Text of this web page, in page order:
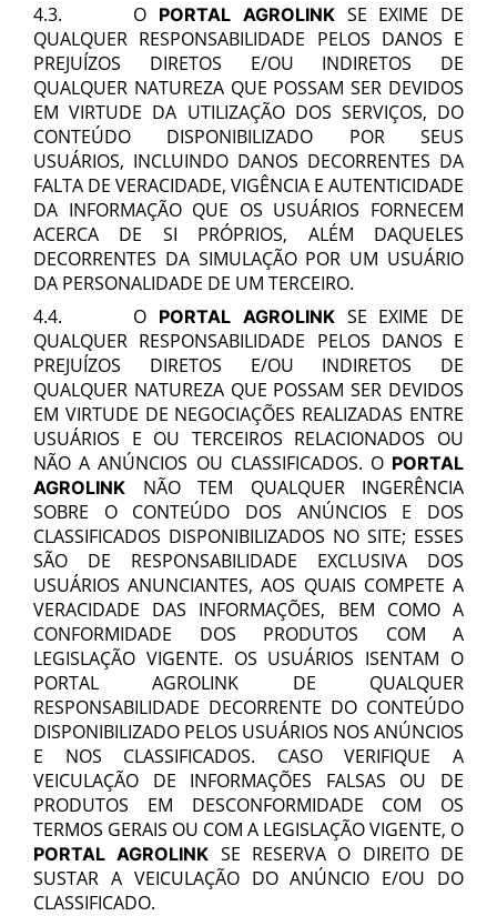
4.3. O PORTAL AGROLINKSE EXIME DE
QUALQUER RESPONSABILIDADE PELOS DANOS E
PREJUÍZOS DIRETOS E/OU INDIRETOS DE
QUALQUER NATUREZA QUE POSSAM SER DEVIDOS
EM VIRTUDE DA UTILIZAÇÃO DOS SERVIÇOS, DO
CONTEÚDO DISPONIBILIZADO POR SEUS
USUÁRIOS, INCLUINDO DANOS DECORRENTES DA
FALTA DE VERACIDADE, VIGÊNCIA E AUTENTICIDADE
DA INFORMAÇÃO QUE OS USUÁRIOS FORNECEM
ACERCA DE SI PRÓPRIOS, ALÉM DAQUELES
DECORRENTES DA SIMULAÇÃO POR UM USUÁRIO
DA PERSONALIDADE DE UM TERCEIRO.
4.4. O PORTAL AGROLINK SE EXIME DE
QUALQUER RESPONSABILIDADE PELOS DANOS E
PREJUÍZOS DIRETOS E/OU INDIRETOS DE
QUALQUER NATUREZA QUE POSSAM SER DEVIDOS
EM VIRTUDE DE NEGOCIAÇÕES REALIZADAS ENTRE
USUÁRIOS E OU TERCEIROS RELACIONADOS OU
NÃO A ANÚNCIOS OU CLASSIFICADOS. O PORTAL
AGROLINK NÃO TEM QUALQUER INGERÊNCIA
SOBRE O CONTEÚDO DOS ANÚNCIOS E DOS
CLASSIFICADOS DISPONIBILIZADOS NO SITE; ESSES
SÃO DE RESPONSABILIDADE EXCLUSIVA DOS
USUÁRIOS ANUNCIANTES, AOS QUAIS COMPETE A
VERACIDADE DAS INFORMAÇÕES, BEM COMO A
CONFORMIDADE DOS PRODUTOS COM A
LEGISLAÇÃO VIGENTE. OS USUÁRIOS ISENTAM O
PORTAL AGROLINK DE QUALQUER
RESPONSABILIDADE DECORRENTE DO CONTEÚDO
DISPONIBILIZADO PELOS USUÁRIOS NOS ANÚNCIOS
E NOS CLASSIFICADOS. CASO VERIFIQUE A
VEICULAÇÃO DE INFORMAÇÕES FALSAS OU DE
PRODUTOS EM DESCONFORMIDADE COM OS
TERMOS GERAIS OU COM A LEGISLAÇÃO VIGENTE, O
PORTAL AGROLINK SE RESERVA O DIREITO DE
SUSTAR A VEICULAÇÃO DO ANÚNCIO E/OU DO
CLASSIFICADO.